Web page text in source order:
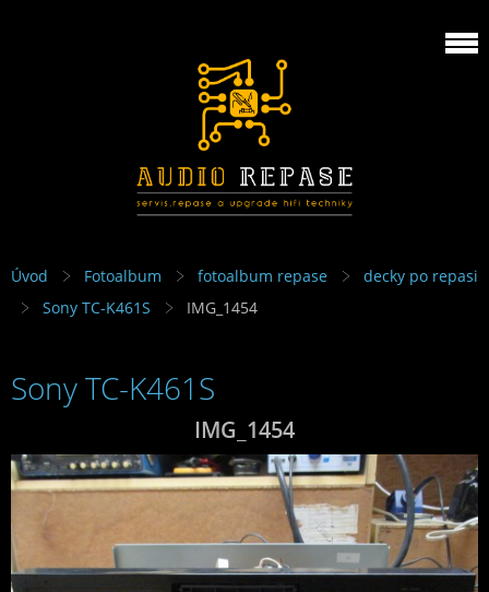
Úvod Fotoalbum fotoalbum repase
decky po repasi
Sony TC-K461S
IMG_1454
Sony TC-K461S
IMG_1454